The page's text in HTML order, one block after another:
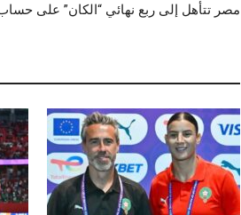
مصر تتأهل إلى ربع نهائي “الكان” على حساب